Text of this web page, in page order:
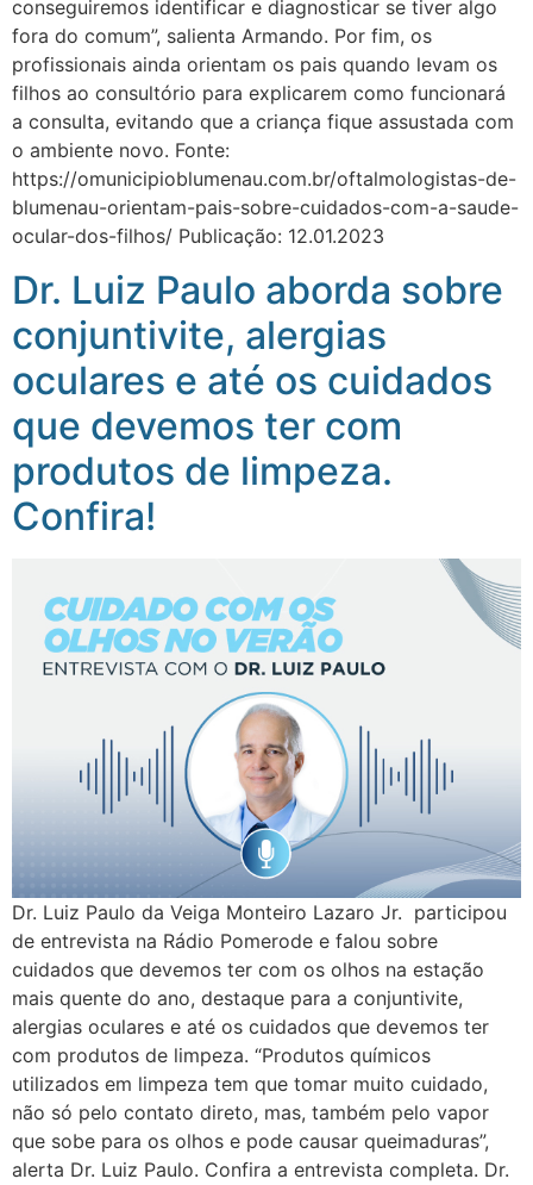
conseguiremos identificar e diagnosticar se tiver algo
fora do comum”, salienta Armando. Por fim, os
profissionais ainda orientam os pais quando levam os
filhos ao consultório para explicarem como funcionará
a consulta, evitando que a criança fique assustada com
o ambiente novo. Fonte:
https://omunicipioblumenau.com.br/oftalmologistas-de-
blumenau-orientam-pais-sobre-cuidados-com-a-saude-
ocular-dos-filhos/ Publicação: 12.01.2023
Dr. Luiz Paulo aborda sobre
conjuntivite, alergias
oculares e até os cuidados
que devemos ter com
produtos de limpeza.
Confira!
Dr. Luiz Paulo da Veiga Monteiro Lazaro Jr. participou
de entrevista na Rádio Pomerode e falou sobre
cuidados que devemos ter com os olhos na estação
mais quente do ano, destaque para a conjuntivite,
alergias oculares e até os cuidados que devemos ter
com produtos de limpeza. “Produtos químicos
utilizados em limpeza tem que tomar muito cuidado,
não só pelo contato direto, mas, também pelo vapor
que sobe para os olhos e pode causar queimaduras”,
alerta Dr. Luiz Paulo. Confira a entrevista completa. Dr.